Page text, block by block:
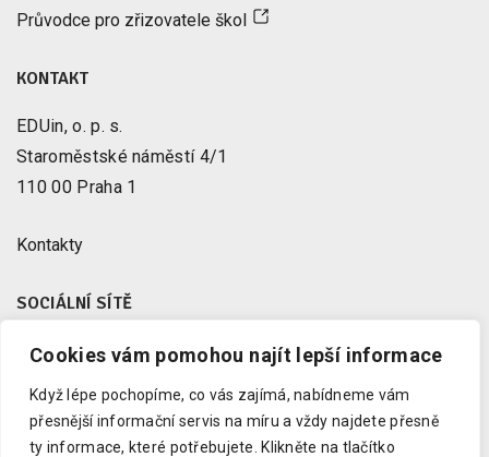
Cookies vám pomohou najít lepší informace
Když lépe pochopíme, co vás zajímá, nabídneme vám
přesnější informační servis na míru a vždy najdete přesně
ty informace, které potřebujete.
Klikněte na tlačítko
Průvodce pro zřizovatele škol
KONTAKT
EDUin, o. p. s.
Staroměstské náměstí 4/1
110 00 Praha 1
Kontakty
SOCIÁLNÍ SÍTĚ
Facebook
Instagram
Youtube